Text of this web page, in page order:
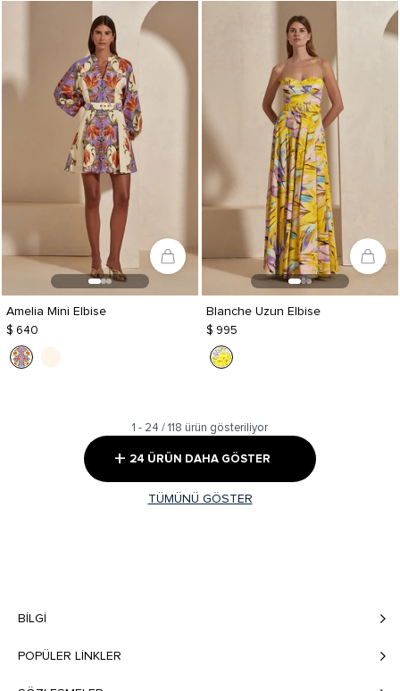
Amelia Mini Elbise
$ 640
Blanche Uzun Elbise
$ 995
1 - 24 / 118 ürün gösteriliyor
+ 24 ÜRÜN DAHA GÖSTER
TÜMÜNÜ GÖSTER
BILGI
POPÜLER LİNKLER